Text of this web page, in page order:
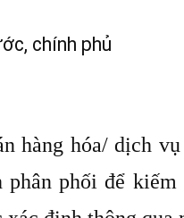
chính phủ
hàng hóa/ dịch
phân phối để